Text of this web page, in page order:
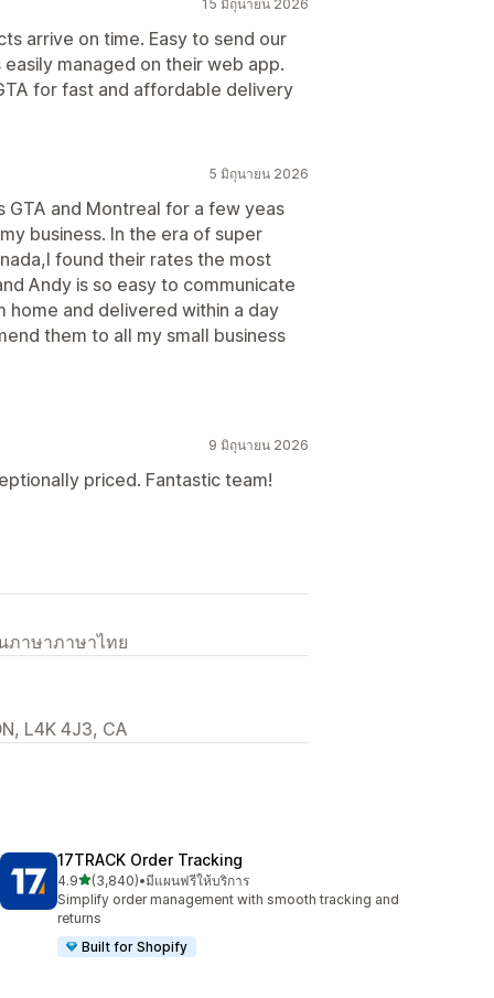
15 มิถุนายน 2026
arrive on time. Easy to send our
managed on their web app.
for fast and affordable delivery
5 มิถุนายน 2026
GTA and Montreal for a few yeas
business. In the era of super
found their rates the most
Andy is so easy to communicate
and delivered within a day
them to all my small business
9 มิถุนายน 2026
priced. Fantastic team!
ภาษาภาษาไทย
L4K 4J3, CA
17TRACK Order Tracking
4.9เต็ม 5 ดาว
(3,840)
ทั้งหมด 3840 รีวิว
•มีแผนฟรีให้บริการ
Simplify order management with smooth tracking and
returns
Built for Shopify